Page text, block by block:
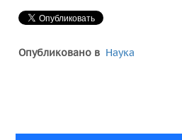
Опубликовано в Наука